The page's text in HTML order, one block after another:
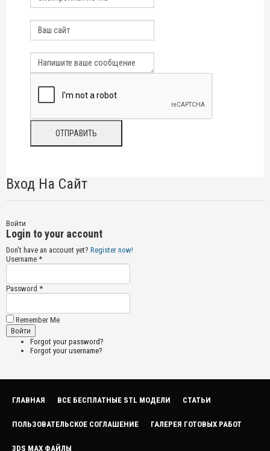
Вход На Сайт
Войти
Login to your account
Don't have an account yet? Register now!
Username *
Password *
Remember Me
Forgot your password?
Forgot your username?
ГЛАВНАЯ ВСЕ БЕСПЛАТНЫЕ STL МОДЕЛИ СТАТЬИ
ПОЛЬЗОВАТЕЛЬСКОЕ СОГЛАШЕНИЕ ГАЛЕРЕЯ ГОТОВЫХ РАБОТ
3DS MAX ФАЙЛЫ